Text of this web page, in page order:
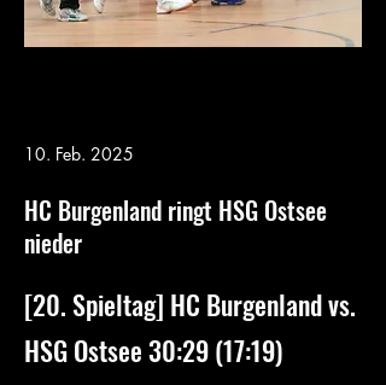
10. Feb. 2025
HC Burgenland ringt HSG Ostsee
nieder
[20. Spieltag] HC Burgenland vs.
HSG Ostsee 30:29 (17:19)